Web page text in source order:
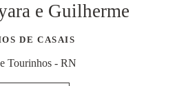
e Guilherme
DE CASAIS
Tourinhos - RN